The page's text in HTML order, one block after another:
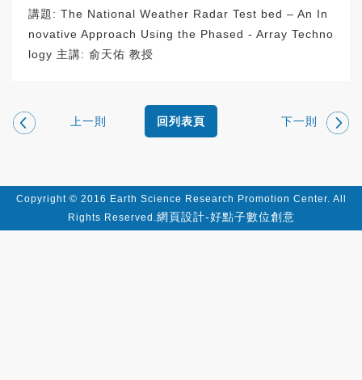
講題: The National Weather Radar Test bed – An In
novative Approach Using the Phased - Array Techno
logy 主講: 俞天佑 教授
上一則 下一則
回列表頁
Copyright © 2016 Earth Science Research Promotion Center. All
Rights Reserved.網頁設計-好點子數位創意